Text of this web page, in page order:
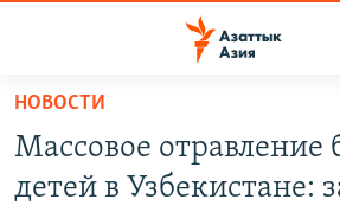
Вернуться
основному
содержанию
НОВОСТИ
Массовое отравление
детей в Узбекистане: